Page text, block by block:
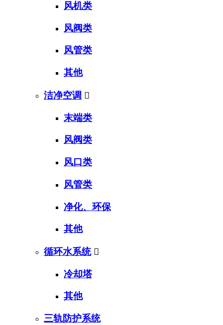
风机类
风阀类
风管类
其他
洁净空调 
末端类
风阀类
风口类
风管类
净化、环保
其他
循环水系统 
冷却塔
其他
三轨防护系统